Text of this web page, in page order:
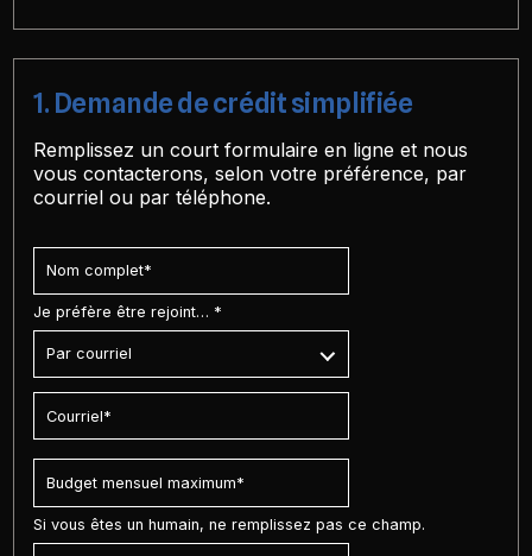
1. Demande de crédit simplifiée
Remplissez un court formulaire en ligne et nous
vous contacterons, selon votre préférence, par
courriel ou par téléphone.
Je préfère être rejoint… *
Si vous êtes un humain, ne remplissez pas ce champ.